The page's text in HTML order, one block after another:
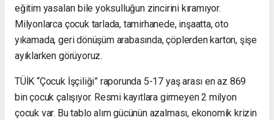
eğitim yasaları bile yoksulluğun zincirini kıramıyor.
Milyonlarca çocuk tarlada, tamirhanede, inşaatta, oto
yıkamada, geri dönüşüm arabasında, çöplerden karton, şişe
ayıklarken görüyoruz.
TÜİK “Çocuk İşçiliği” raporunda 5-17 yaş arası en az 869
bin çocuk çalışıyor. Resmi kayıtlara girmeyen 2 milyon
çocuk var. Bu tablo alım gücünün azalması, ekonomik krizin